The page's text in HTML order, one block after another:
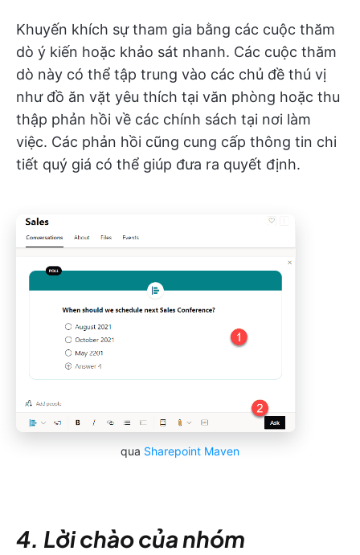
Khuyến khích sự tham gia bằng các cuộc thăm
dò ý kiến hoặc khảo sát nhanh. Các cuộc thăm
dò này có thể tập trung vào các chủ đề thú vị
như đồ ăn vặt yêu thích tại văn phòng hoặc thu
thập phản hồi về các chính sách tại nơi làm
việc. Các phản hồi cũng cung cấp thông tin chi
tiết quý giá có thể giúp đưa ra quyết định.
qua Sharepoint Maven
4. Lời chào của nhóm